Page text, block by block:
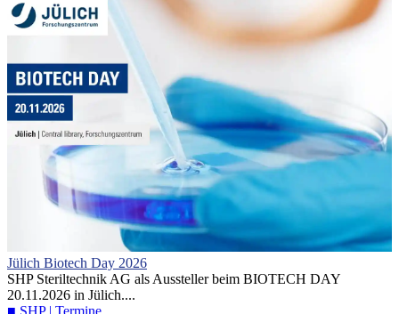
Jülich Biotech Day 2026
SHP Steriltechnik AG als Aussteller beim BIOTECH DAY
20.11.2026 in Jülich....
■ SHP | Termine